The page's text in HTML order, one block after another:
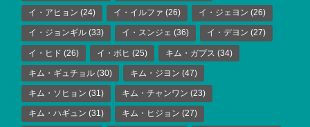
イ・アヒョン (24) イ・イルファ (26) イ・ジェヨン (26)
イ・ジョンギル (33) イ・スンジェ (36) イ・デヨン (27)
イ・ヒド (26) イ・ボヒ (25) キム・ガプス (34)
キム・ギュチョル (30) キム・ジヨン (47)
キム・ソヒョン (31) キム・チャンワン (23)
キム・ハギュン (31) キム・ヒジョン (27)